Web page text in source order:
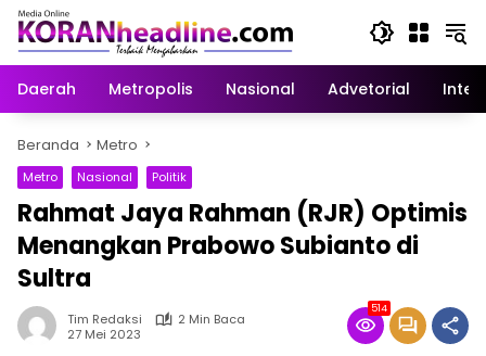
Langsung
konten
Daerah
Metropolis Nasional Advetorial
Beranda Metro
Metro Nasional Politik
Rahmat Jaya Rahman (RJR) Optimis
Menangkan Prabowo Subianto di
Sultra
Tim Redaksi
2 Min Baca
27 Mei 2023
514